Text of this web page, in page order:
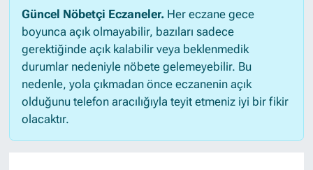
Güncel Nöbetçi Eczaneler.Her eczane gece
boyunca açık olmayabilir, bazıları sadece
gerektiğinde açık kalabilir veya beklenmedik
durumlar nedeniyle nöbete gelemeyebilir. Bu
nedenle, yola çıkmadan önce eczanenin açık
olduğunu telefon aracılığıyla teyit etmeniz iyi bir fikir
olacaktır.